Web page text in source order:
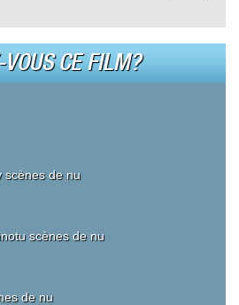
CE FILM?
scènes de nu
scènes de nu
de nu